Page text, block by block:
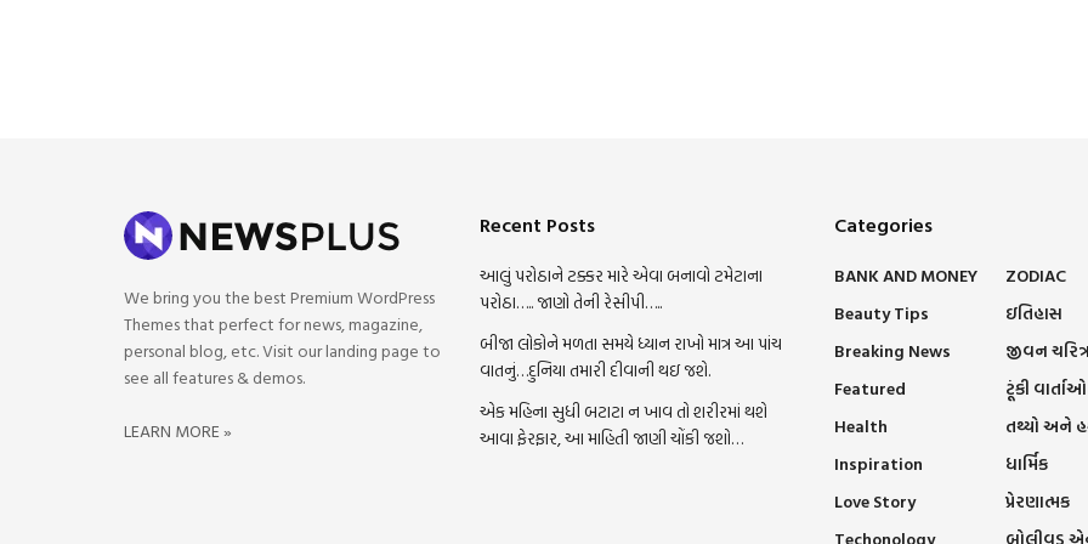
We bring you the best Premium WordPress
Themes that perfect for news, magazine,
personal blog, etc. Visit our landing page to
see all features & demos.
LEARN MORE »
Recent Posts
આલું પરોઠાને ટક્કર મારે એવા બનાવો ટમેટાના
પરોઠા….. જાણો તેની રેસીપી…..
બીજા લોકોને મળતા સમયે ધ્યાન રાખો માત્ર આ પાંચ
વાતનું…દુનિયા તમારી દીવાની થઇ જશે.
એક મહિના સુધી બટાટા ન ખાવ તો શરીરમાં થશે
આવા ફેરફાર, આ માહિતી જાણી ચોંકી જશો…
Categories
BANK AND MONEY
Beauty Tips
Breaking News
Featured
Health
Inspiration
Love Story
Techonology
ZODIAC
ઇતિહાસ
જીવન ચરિત્ર
ટૂંકી વાર્તાઓ
તથ્યો અને
ધાર્મિક
પ્રેરણાત્મક
બોલીવુડ